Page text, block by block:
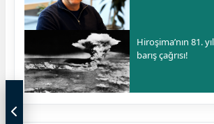
Hiroşima’nın 81.
barış çağrısı!